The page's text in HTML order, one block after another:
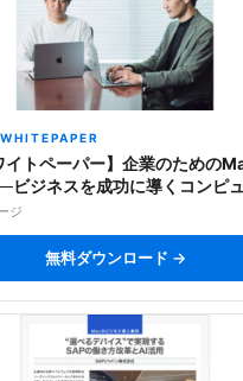
イトペーパー】企業のための
ビジネスを成功に導くコンピ
活用法
ジ
無料ダウンロード →